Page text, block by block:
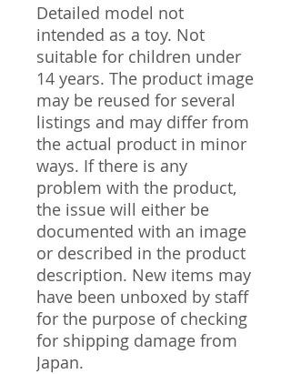
Detailed model not
intended as a toy. Not
suitable for children under
14 years. The product image
may be reused for several
listings and may differ from
the actual product in minor
ways. If there is any
problem with the product,
the issue will either be
documented with an image
or described in the product
description. New items may
have been unboxed by staff
for the purpose of checking
for shipping damage from
Japan.